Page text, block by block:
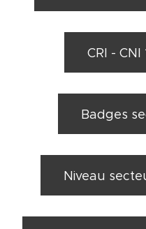
CRI -
Badges
Niveau